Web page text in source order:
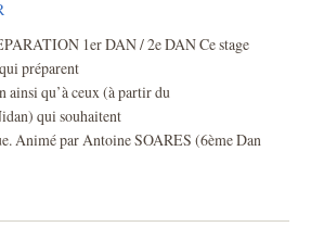
1er DAN / 2e DAN Ce stage
préparent
ainsi qu’à ceux (à partir du
qui souhaitent
Animé par Antoine SOARES (6ème Dan